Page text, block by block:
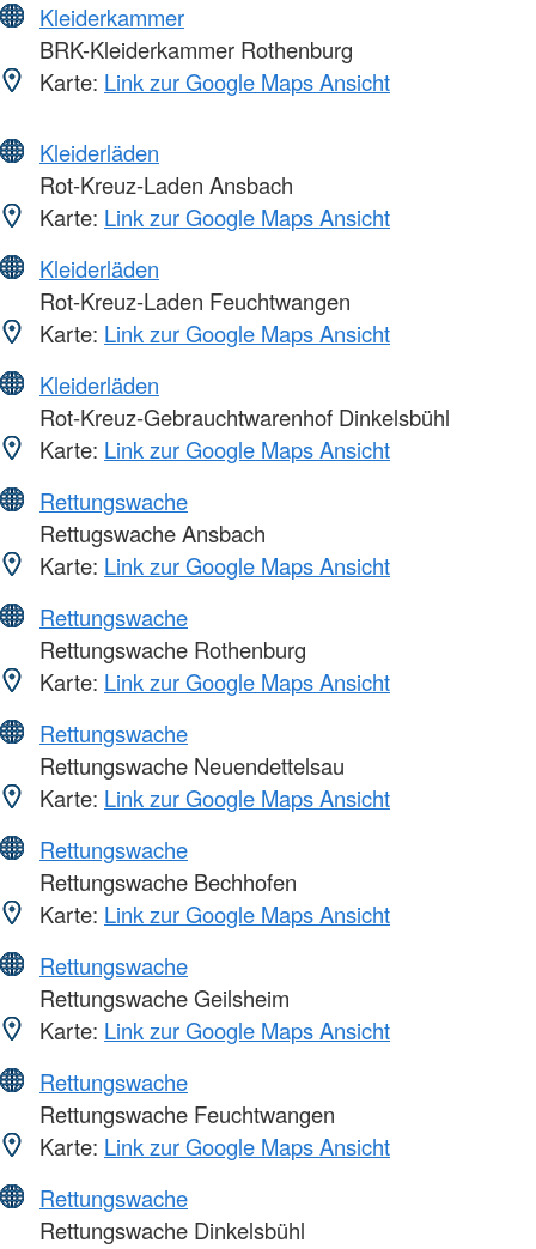
Kleiderkammer
BRK-Kleiderkammer Rothenburg
Karte: Link zur Google Maps Ansicht
Kleiderläden
Rot-Kreuz-Laden Ansbach
Karte: Link zur Google Maps Ansicht
Kleiderläden
Rot-Kreuz-Laden Feuchtwangen
Karte: Link zur Google Maps Ansicht
Kleiderläden
Rot-Kreuz-Gebrauchtwarenhof Dinkelsbühl
Karte: Link zur Google Maps Ansicht
Rettungswache
Rettugswache Ansbach
Karte: Link zur Google Maps Ansicht
Rettungswache
Rettungswache Rothenburg
Karte: Link zur Google Maps Ansicht
Rettungswache
Rettungswache Neuendettelsau
Karte: Link zur Google Maps Ansicht
Rettungswache
Rettungswache Bechhofen
Karte: Link zur Google Maps Ansicht
Rettungswache
Rettungswache Geilsheim
Karte: Link zur Google Maps Ansicht
Rettungswache
Rettungswache Feuchtwangen
Karte: Link zur Google Maps Ansicht
Rettungswache
Rettungswache Dinkelsbühl